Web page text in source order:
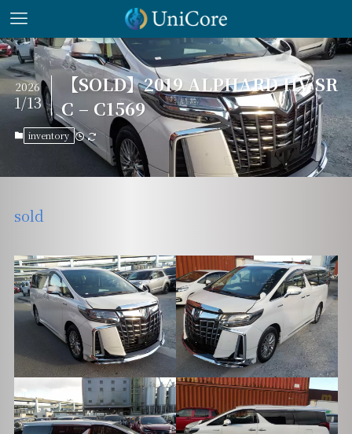
【SOLD】2019 ALPHARD HV SR
C – C1569
2026
1/13
inventory
sold